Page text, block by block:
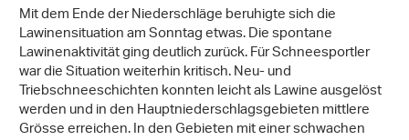
Mit dem Ende der Niederschläge beruhigte sich die
Lawinensituation am Sonntag etwas. Die spontane
Lawinenaktivität ging deutlich zurück. Für Schneesportler
war die Situation weiterhin kritisch. Neu- und
Triebschneeschichten konnten leicht als Lawine ausgelöst
werden und in den Hauptniederschlagsgebieten mittlere
Grösse erreichen. In den Gebieten mit einer schwachen